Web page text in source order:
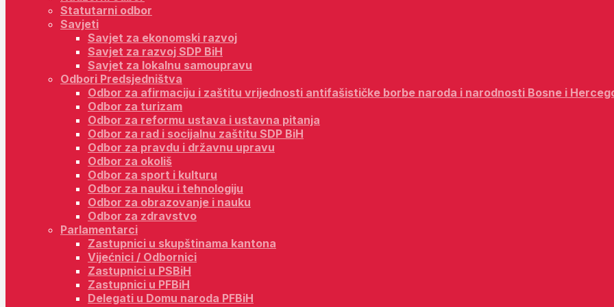
Statutarni odbor
Savjeti
Savjet za ekonomski razvoj
Savjet za razvoj SDP BiH
Savjet za lokalnu samoupravu
Odbori Predsjedništva
Odbor za afirmaciju i zaštitu vrijednosti antifašističke borbe naroda i narodnosti Bosne i
Odbor za turizam
Odbor za reformu ustava i ustavna pitanja
Odbor za rad i socijalnu zaštitu SDP BiH
Odbor za pravdu i državnu upravu
Odbor za okoliš
Odbor za sport i kulturu
Odbor za nauku i tehnologiju
Odbor za obrazovanje i nauku
Odbor za zdravstvo
Parlamentarci
Zastupnici u skupštinama kantona
Vijećnici / Odbornici
Zastupnici u PSBiH
Zastupnici u PFBiH
Delegati u Domu naroda PFBiH